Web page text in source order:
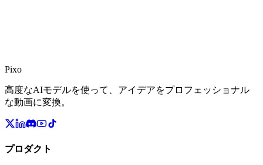
Discordに参加
Pixo
高度なAIモデルを使って、アイデアをプロフェッショナル
な動画に変換。
プロダクト